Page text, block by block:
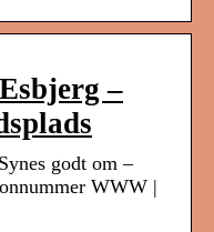
–
godt om –
WWW |